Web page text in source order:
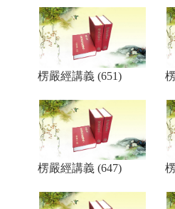
楞嚴經講義 (651)
楞嚴經講義 (647)